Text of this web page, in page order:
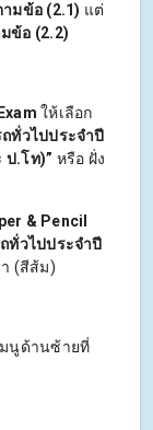
มข้อ (2.1) แต่
ข้อ (2.2)
ให้เลือก
ทั่วไปประจำปี
ป.โท)” หรือ ฝั่ง
& Pencil
ทั่วไปประจำปี
(สีส้ม)
นูด้านซ้ายที่